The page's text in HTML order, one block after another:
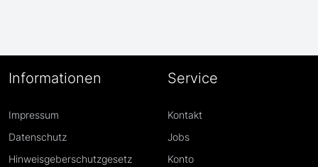
Informationen
Impressum
Datenschutz
Hinweisgeberschutzgesetz
Service
Kontakt
Jobs
Konto